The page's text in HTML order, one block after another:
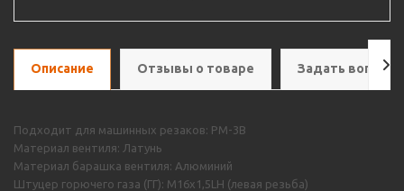
Описание Отзывы о товаре Задать вопрос
Подходит для машинных резаков: РМ-3В
Материал вентиля: Латунь
Материал барашка вентиля: Алюминий
Штуцер горючего газа (ГГ): М16х1,5LH (левая резьба)